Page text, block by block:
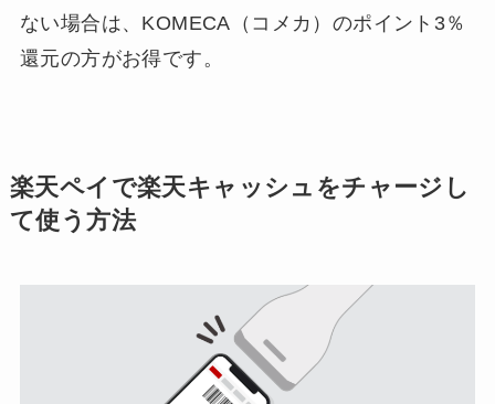
ない場合は、KOMECA（コメカ）のポイント3％
還元の方がお得です。
楽天ペイで楽天キャッシュをチャージし
て使う方法